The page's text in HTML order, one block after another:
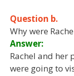
Question b.
Why were
Answer:
Rachel and her
were going to